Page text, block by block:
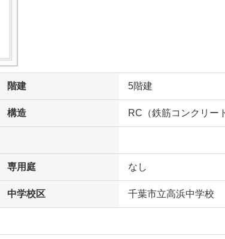
階建 5階建
構造 RC（鉄筋コンクリー
専用庭 なし
中学校区 千葉市立高浜中学校